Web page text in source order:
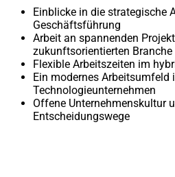
Einblicke in die strategische
Geschäftsführung
Arbeit an spannenden
zukunftsorientierten Branche
Flexible Arbeitszeiten im
Ein modernes Arbeitsumfeld
Technologieunternehmen
Offene Unternehmenskultur
Entscheidungswege